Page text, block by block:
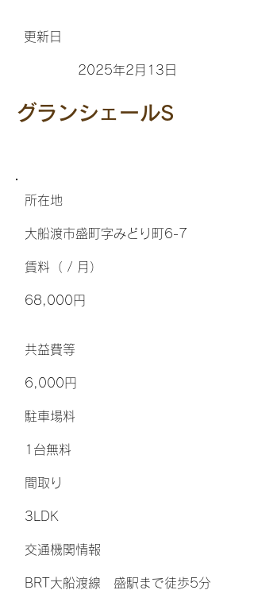
更新日
2025年2月13日
グランシェールS
所在地
大船渡市盛町字みどり町6-7
​賃料（ / 月）
68,000円
​共益費等
6,000円
​駐車場料
1台無料
間取り
3LDK
交通機関情報
BRT大船渡線 盛駅まで徒歩5分